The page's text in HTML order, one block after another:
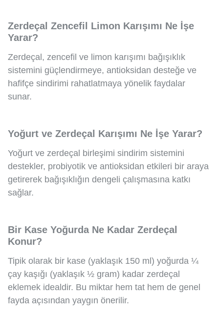
Zerdeçal Zencefil Limon Karışımı Ne İşe
Yarar?
Zerdeçal, zencefil ve limon karışımı bağışıklık
sistemini güçlendirmeye, antioksidan desteğe ve
hafifçe sindirimi rahatlatmaya yönelik faydalar
sunar.
Yoğurt ve Zerdeçal Karışımı Ne İşe Yarar?
Yoğurt ve zerdeçal birleşimi sindirim sistemini
destekler, probiyotik ve antioksidan etkileri bir araya
getirerek bağışıklığın dengeli çalışmasına katkı
sağlar.
Bir Kase Yoğurda Ne Kadar Zerdeçal
Konur?
Tipik olarak bir kase (yaklaşık 150 ml) yoğurda ¼
çay kaşığı (yaklaşık ½ gram) kadar zerdeçal
eklemek idealdir. Bu miktar hem tat hem de genel
fayda açısından yaygın önerilir.